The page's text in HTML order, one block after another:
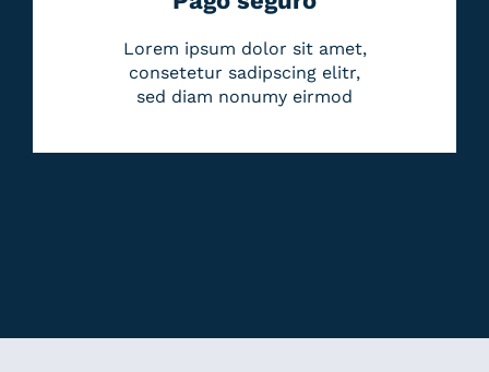
Lorem ipsum dolor sit amet,
consetetur sadipscing elitr,
sed diam nonumy eirmod